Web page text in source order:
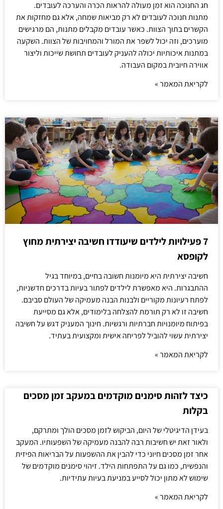
חג החנוכה הוא זמן מעולה להראות הכרה והערכה לעובדים.
מתנות חנוכה לעובדים לא רק מביאות שמחה, אלא גם מחזקות את
הקשרים בתוך הצוות. כאשר עובדים מקבלים מתנות, הם מרגישים
מוערכים, וזה יכול לשפר את המורל והמחויבות של הצוות. השקעה
במתנות איכותיות יכולה להעניק לעובדים תחושת שייכות וליצור
אווירה חיובית במקום העבודה.
לקריאת המאמר »
7 פעילויות לילדים שיעודדו חשיבה יצירתית מחוץ
לקופסא
חשיבה יצירתית היא מיומנות חשובה בחיים, במיוחד בגיל
ההתבגרות. היא מאפשרת לילדים לפתור בעיות בדרכים חדשניות,
לפתח רעיונות מקוריים ולבנות הבנה מעמיקה של העולם סביבם.
חשיבה זו לא רק תורמת להצלחה בלימודים, אלא גם מסייעת
בפיתוח מיומנויות חברתיות ורגשיות. חינוך המעניק דגש על חשיבה
יצירתית עשוי להוביל לפריחה אישית ומקצועית בעתיד.
לקריאת המאמר »
כיצד לזהות סימנים מוקדמים במעקב זמן מסכים
בקלות
בעידן הדיגיטלי של היום, הביקוש לזמן מסכים הולך ומתרקם,
ולאור זאת יש חשיבות רבה להבנה מעמיקה של השפעותיו. המעקב
אחר זמן מסכים חיוני כדי להבין את ההשפעות על הבריאות הפיזית
והנפשית, כמו גם על התפתחות הילד. זיהוי סימנים מוקדמים של
שימוש לא מתון יכול לסייע במניעת בעיות עתידיות.
לקריאת המאמר »